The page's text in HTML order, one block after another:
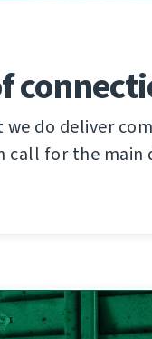
we do deliver
call for the main